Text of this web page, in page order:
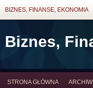
BIZNES, FINANSE, EKONOMIA
Biznes,
STRONA GŁÓWNA